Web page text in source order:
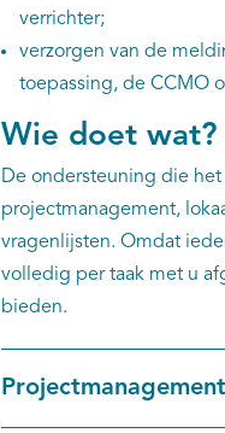
verrichter;
verzorgen van de
toepassing, de CCMO
Wie doet wat?
De ondersteuning die
projectmanagement,
vragenlijsten. Omdat
volledig per taak met u
bieden.
Projectmanagement